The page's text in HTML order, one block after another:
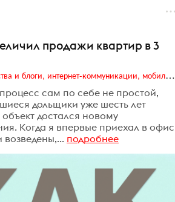
продажи квартир в 3
Digital (web-дизайн, интернет-реклама и продвижение, интернет-сообщества и блоги, интернет-коммуникации, мобильный маркетинг, реклама на цифровых экранах)
сам по себе не простой,
дольщики уже шесть лет
достался новому
Когда я впервые приехал в офис
подробнее